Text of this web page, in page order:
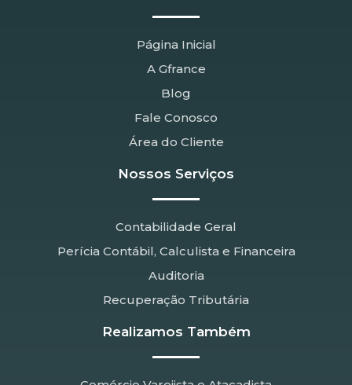
Página Inicial
A Gfrance
Blog
Fale Conosco
Área do Cliente
Nossos Serviços
Contabilidade Geral
Perícia Contábil, Calculista e Financeira
Auditoria
Recuperação Tributária
Realizamos Também